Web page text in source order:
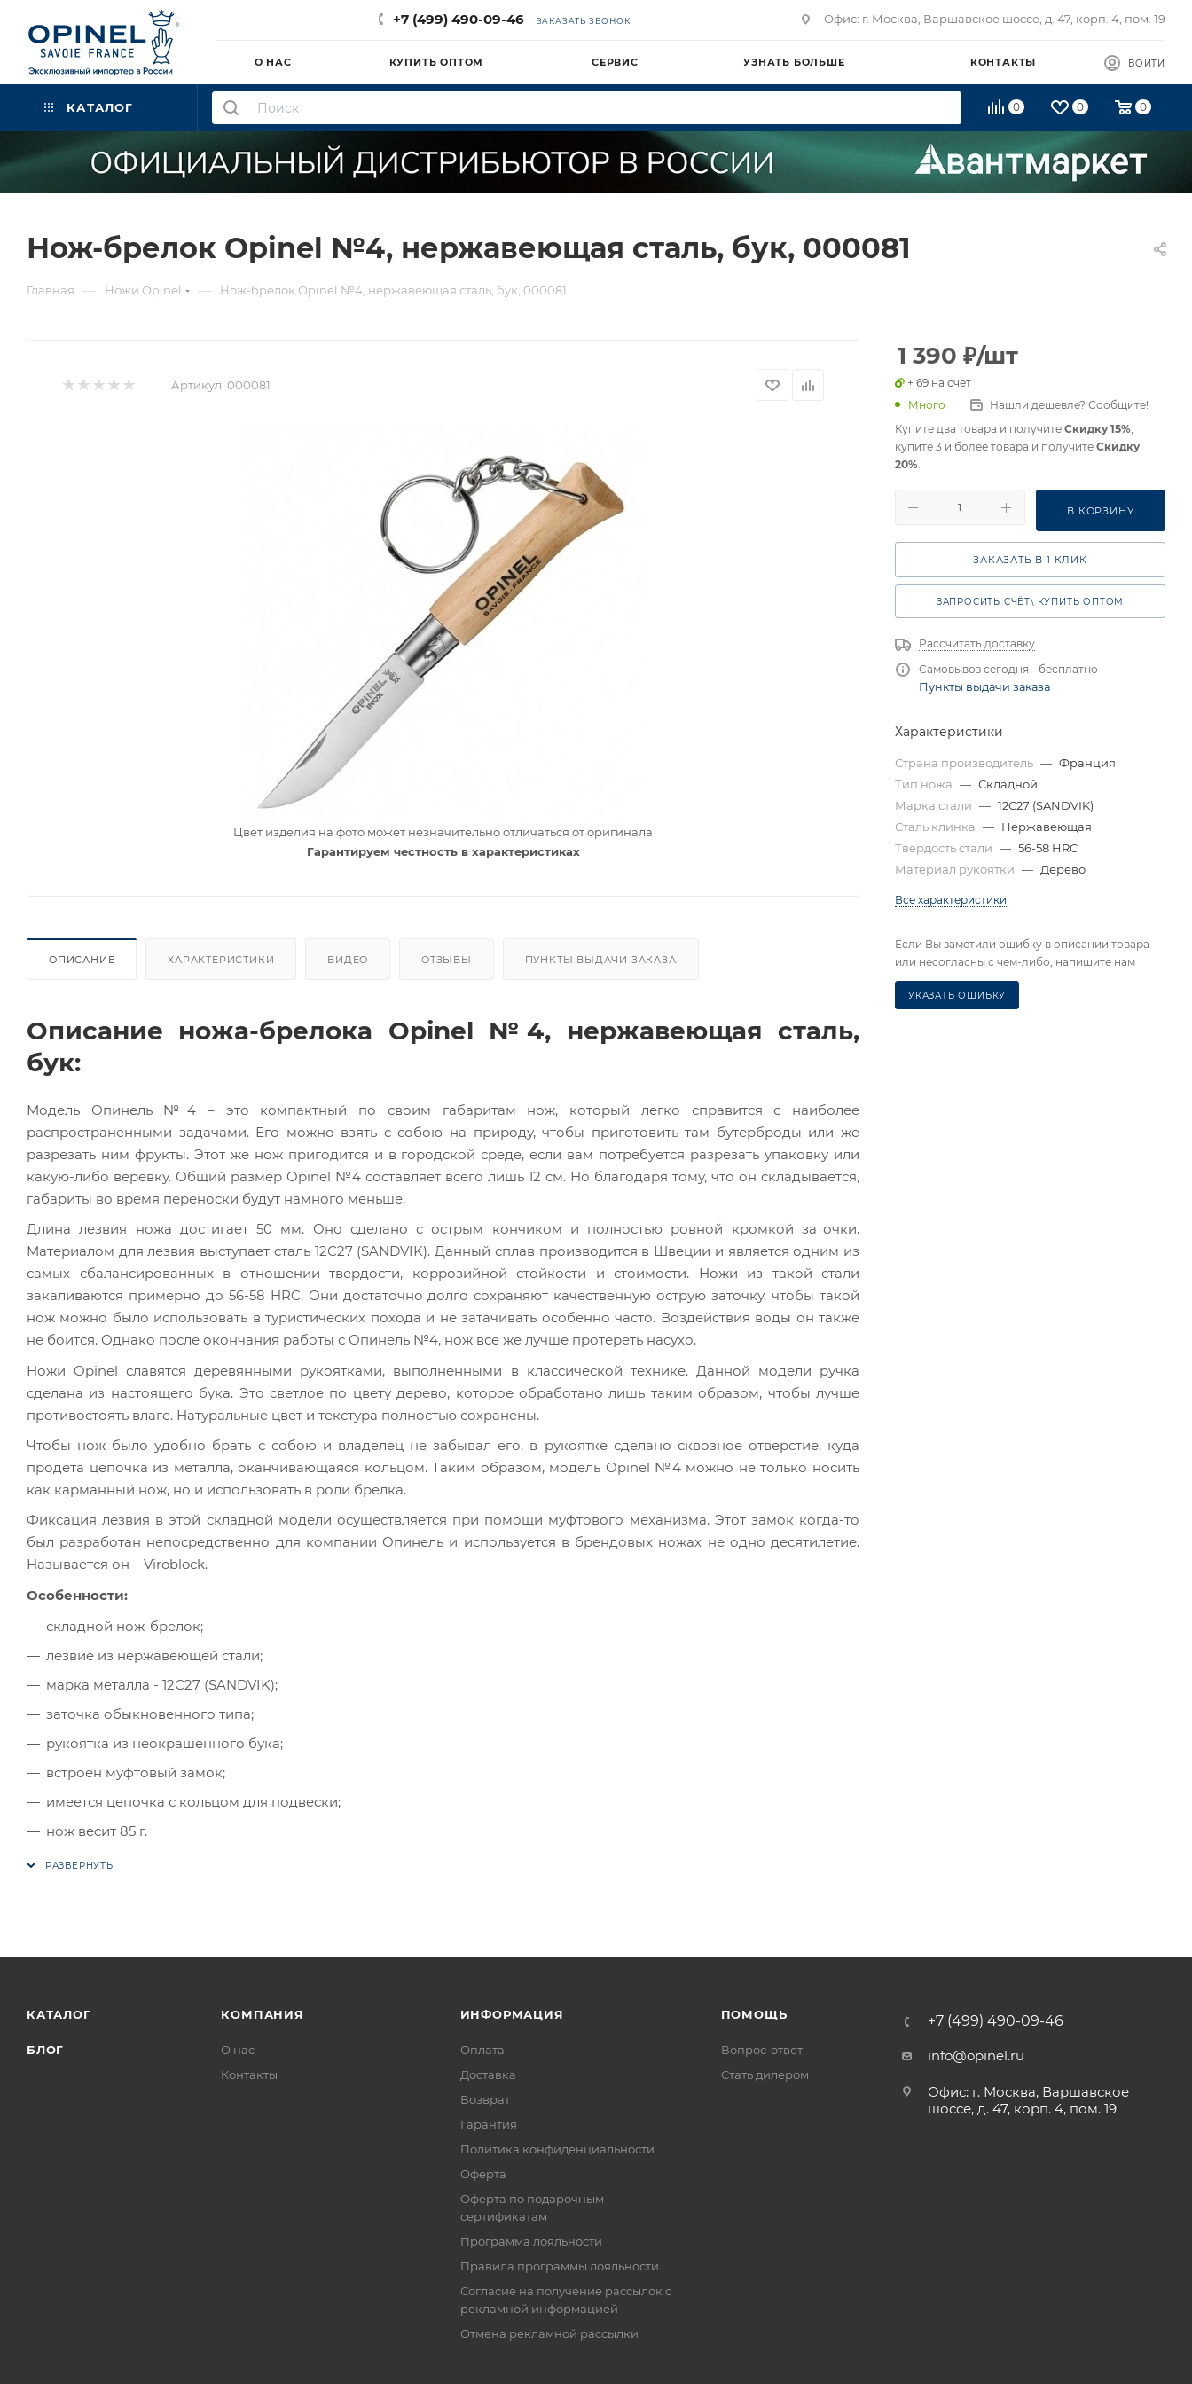
+7 (499) 490-09-46 ЗАКАЗАТЬ ЗВОНОК Офис: г. Москва, Варшавское шоссе, д. 47, корп. 4, пом. 19
О НАС КУПИТЬ ОПТОМ СЕРВИС УЗНАТЬ БОЛЬШЕ КОНТАКТЫ ВОЙТИ
КАТАЛОГ 0 0 0
Нож-брелок Opinel №4, нержавеющая сталь, бук, 000081
Главная — Ножи Opinel — Нож-брелок Opinel №4, нержавеющая сталь, бук, 000081
Артикул: 000081
Цвет изделия на фото может незначительно отличаться от оригинала
Гарантируем честность в характеристиках
ОПИСАНИЕ ХАРАКТЕРИСТИКИ ВИДЕО ОТЗЫВЫ ПУНКТЫ ВЫДАЧИ ЗАКАЗА
Описание ножа-брелока Opinel №4, нержавеющая сталь,
бук:
Модель Опинель №4 – это компактный по своим габаритам нож, который легко справится с наиболее
распространенными задачами. Его можно взять с собою на природу, чтобы приготовить там бутерброды или же
разрезать ним фрукты. Этот же нож пригодится и в городской среде, если вам потребуется разрезать упаковку или
какую-либо веревку. Общий размер Opinel №4 составляет всего лишь 12 см. Но благодаря тому, что он складывается,
габариты во время переноски будут намного меньше.
Длина лезвия ножа достигает 50 мм. Оно сделано с острым кончиком и полностью ровной кромкой заточки.
Материалом для лезвия выступает сталь 12С27 (SANDVIK). Данный сплав производится в Швеции и является одним из
самых сбалансированных в отношении твердости, коррозийной стойкости и стоимости. Ножи из такой стали
закаливаются примерно до 56-58 HRC. Они достаточно долго сохраняют качественную острую заточку, чтобы такой
нож можно было использовать в туристических похода и не затачивать особенно часто. Воздействия воды он также
не боится. Однако после окончания работы с Опинель №4, нож все же лучше протереть насухо.
Ножи Opinel славятся деревянными рукоятками, выполненными в классической технике. Данной модели ручка
сделана из настоящего бука. Это светлое по цвету дерево, которое обработано лишь таким образом, чтобы лучше
противостоять влаге. Натуральные цвет и текстура полностью сохранены.
Чтобы нож было удобно брать с собою и владелец не забывал его, в рукоятке сделано сквозное отверстие, куда
продета цепочка из металла, оканчивающаяся кольцом. Таким образом, модель Opinel №4 можно не только носить
как карманный нож, но и использовать в роли брелка.
Фиксация лезвия в этой складной модели осуществляется при помощи муфтового механизма. Этот замок когда-то
был разработан непосредственно для компании Опинель и используется в брендовых ножах не одно десятилетие.
Называется он – Viroblock.
Особенности:
складной нож-брелок;
лезвие из нержавеющей стали;
марка металла - 12С27 (SANDVIK);
заточка обыкновенного типа;
рукоятка из неокрашенного бука;
встроен муфтовый замок;
имеется цепочка с кольцом для подвески;
нож весит 85 г.
1 390 ₽/шт
+ 69 на счет
Много
Нашли дешевле? Сообщите!
Купите два товара и получите Скидку 15%,
купите 3 и более товара и получите Скидку
20%.
В КОРЗИНУ
ЗАКАЗАТЬ В 1 КЛИК
ЗАПРОСИТЬ СЧЁТ\ КУПИТЬ ОПТОМ
Рассчитать доставку
Самовывоз сегодня - бесплатно
Пункты выдачи заказа
Характеристики
Страна производитель — Франция
Тип ножа — Складной
Марка стали — 12C27 (SANDVIK)
Сталь клинка — Нержавеющая
Твердость стали — 56-58 HRC
Материал рукоятки — Дерево
Все характеристики
Если Вы заметили ошибку в описании товара
или несогласны с чем-либо, напишите нам
УКАЗАТЬ ОШИБКУ
КАТАЛОГ
БЛОГ
КОМПАНИЯ
О нас
Контакты
ИНФОРМАЦИЯ
Оплата
Доставка
Возврат
Гарантия
Политика конфиденциальности
Оферта
Оферта по подарочным
сертификатам
Программа лояльности
Правила программы лояльности
Согласие на получение рассылок с
рекламной информацией
Отмена рекламной рассылки
ПОМОЩЬ
Вопрос-ответ
Стать дилером
+7 (499) 490-09-46
info@opinel.ru
Офис: г. Москва, Варшавское
шоссе, д. 47, корп. 4, пом. 19